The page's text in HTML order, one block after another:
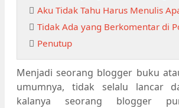
Aku Tidak Tahu Harus Menulis
Tidak Ada yang Berkomentar di
Penutup
Menjadi seorang blogger buku
umumnya, tidak selalu lancar
kalanya seorang blogger